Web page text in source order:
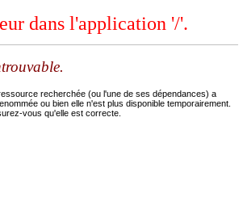
dans l'application '/'.
recherchée (ou l'une de ses dépendances) a
ou bien elle n'est plus disponible temporairement.
vous qu'elle est correcte.